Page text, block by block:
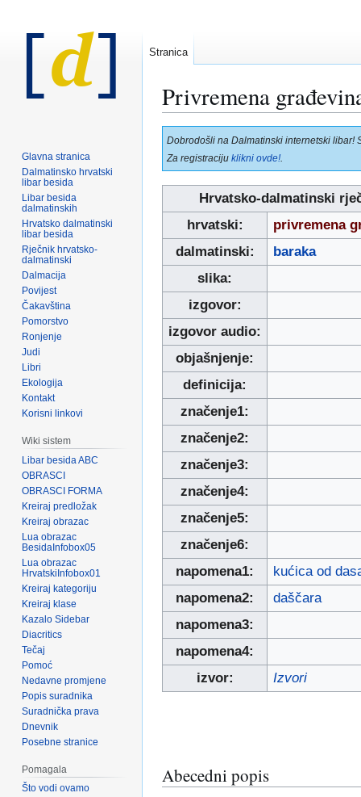
Privremena
Prijeđi
na
navigaciju
Prijeđi
na
pretraživanje
Dobrodošli na Dalmatinski internetski libar!
Za registraciju klikni ovde!
Hrvatsko-dalmatinski
hrvatski:
privremena
dalmatinski:
baraka
slika:
izgovor:
izgovor audio:
objašnjenje:
definicija:
značenje1:
značenje2:
značenje3:
značenje4:
značenje5:
značenje6:
napomena1:
kućica od
napomena2:
daščara
napomena3:
napomena4:
izvor:
Izvori
Abecedni popis
Stranica
Glavna stranica
Dalmatinsko hrvatski
libar besida
Libar besida
dalmatinskih
Hrvatsko dalmatinski
libar besida
Rječnik hrvatsko-
dalmatinski
Dalmacija
Povijest
Čakavština
Pomorstvo
Ronjenje
Judi
Libri
Ekologija
Kontakt
Korisni linkovi
Wiki sistem
Libar besida ABC
OBRASCI
OBRASCI FORMA
Kreiraj predložak
Kreiraj obrazac
Lua obrazac
BesidaInfobox05
Lua obrazac
HrvatskiInfobox01
Kreiraj kategoriju
Kreiraj klase
Kazalo Sidebar
Diacritics
Tečaj
Pomoć
Nedavne promjene
Popis suradnika
Suradnička prava
Dnevnik
Posebne stranice
Pomagala
Što vodi ovamo